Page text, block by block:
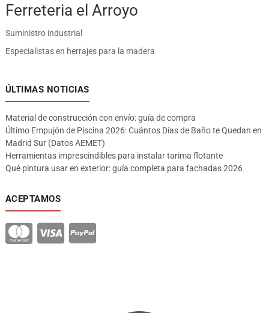
Ferreteria el Arroyo
Suministro industrial
Especialistas en herrajes para la madera
ÚLTIMAS NOTICIAS
Material de construcción con envío: guía de compra
Último Empujón de Piscina 2026: Cuántos Días de Baño te Quedan en
Madrid Sur (Datos AEMET)
Herramientas imprescindibles para instalar tarima flotante
Qué pintura usar en exterior: guía completa para fachadas 2026
ACEPTAMOS